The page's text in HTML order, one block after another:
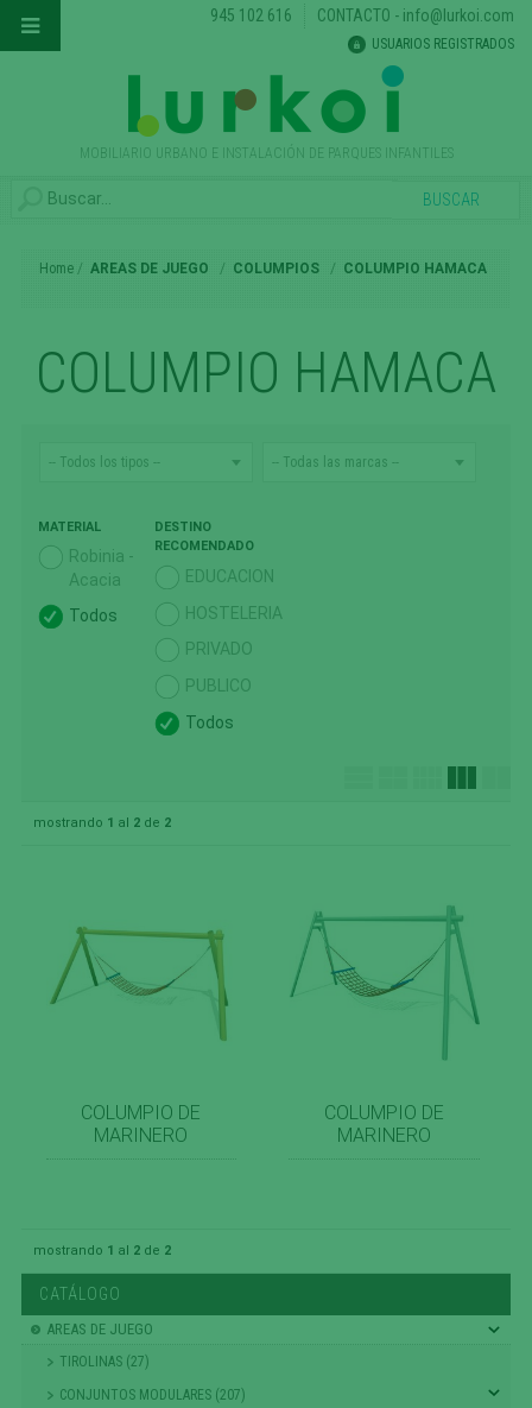
MOBILIARIO URBANO E INSTALACIÓN DE PARQUES INFANTILES
945 102 616 CONTACTO - info@lurkoi.com
USUARIOS REGISTRADOS
Home AREAS DE JUEGO COLUMPIOS COLUMPIO HAMACA
COLUMPIO HAMACA
MATERIAL
Robinia -
Acacia
Todos
DESTINO
RECOMENDADO
EDUCACION
HOSTELERIA
PRIVADO
PUBLICO
Todos
mostrando 1 al 2 de 2
COLUMPIO DE
MARINERO
COLUMPIO DE
MARINERO
mostrando 1 al 2 de 2
CATÁLOGO
AREAS DE JUEGO
TIROLINAS (27)
CONJUNTOS MODULARES (207)